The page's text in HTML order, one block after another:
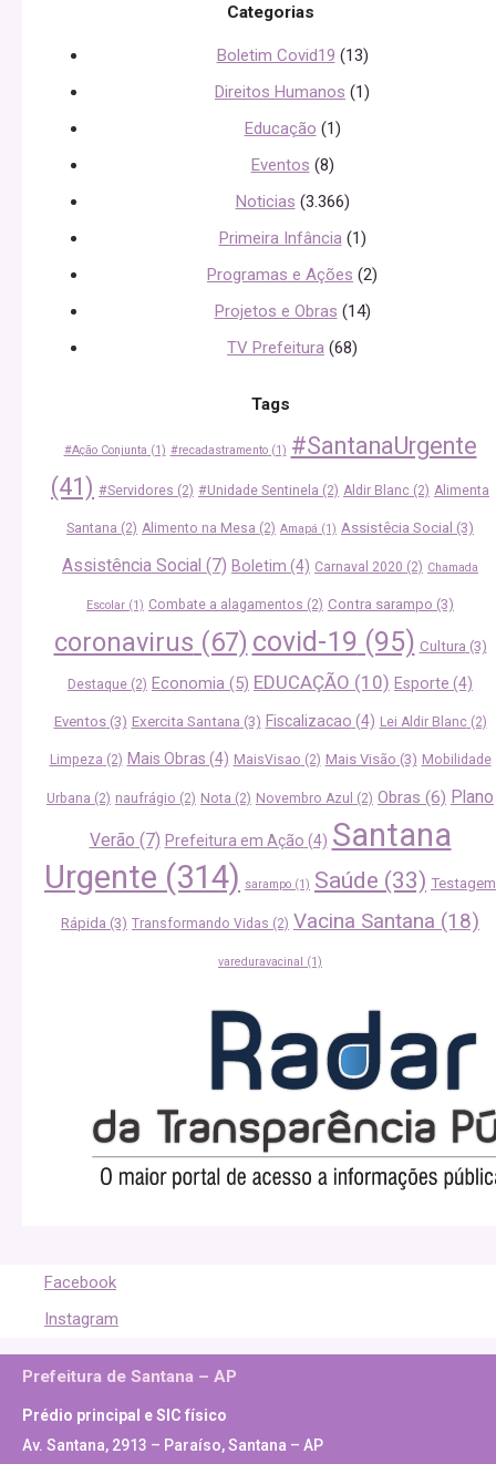
Categorias
Boletim Covid19 (13)
Direitos Humanos (1)
Educação (1)
Eventos (8)
Noticias (3.366)
Primeira Infância(1)
Programas e Ações (2)
Projetos e Obras (14)
TV Prefeitura (68)
Tags
#Ação Conjunta (1) #recadastramento(1) #SantanaUrgente
(41) #Servidores (2) #Unidade Sentinela (2) Aldir Blanc (2) Alimenta
Santana (2) Alimento na Mesa (2) Amapá (1) Assistêcia Social (3)
Assistência Social (7) Boletim (4) Carnaval 2020 (2) Chamada
Escolar (1) Combate a alagamentos (2) Contra sarampo (3)
coronavirus (67) covid-19 (95) Cultura (3)
Destaque (2) Economia (5) EDUCAÇÃO (10) Esporte (4)
Eventos(3) Exercita Santana (3) Fiscalizacao (4) Lei Aldir Blanc (2)
Limpeza (2) Mais Obras (4) MaisVisao (2) Mais Visão (3) Mobilidade
Urbana (2) naufrágio (2) Nota (2) Novembro Azul (2) Obras (6) Plano
Verão (7) Prefeitura em Ação (4) Santana
Urgente (314) sarampo (1) Saúde (33) Testagem
Rápida (3) Transformando Vidas (2) Vacina Santana (18)
vareduravacinal (1)
Facebook
Instagram
Prefeitura de Santana – AP
Prédio principal e SIC físico
Av. Santana, 2913 – Paraíso, Santana – AP